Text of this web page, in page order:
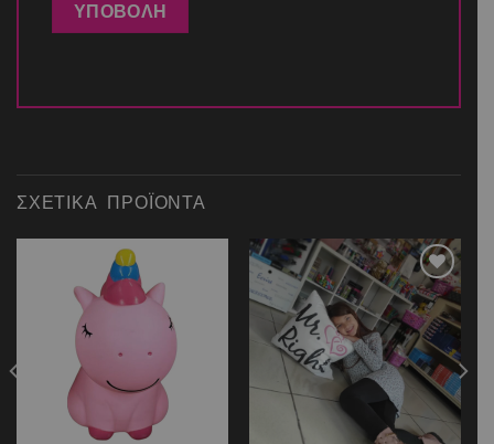
ΣΧΕΤΙΚΆ ΠΡΟΪΌΝΤΑ
Add to
wishlist